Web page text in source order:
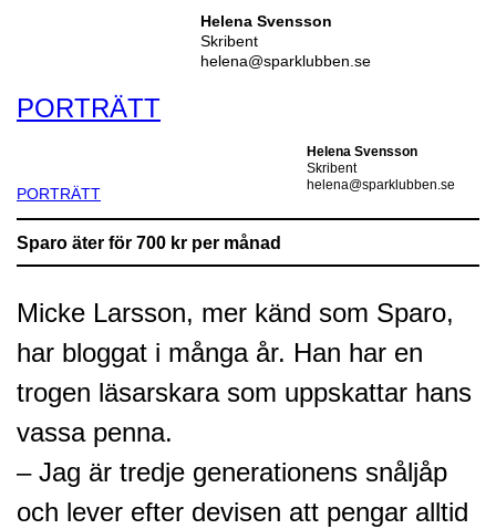
Helena Svensson
Skribent
helena@sparklubben.se
PORTRÄTT
PORTRÄTT
Helena Svensson
Skribent
helena@sparklubben.se
Sparo äter för 700 kr per månad
Micke Larsson, mer känd som Sparo,
har bloggat i många år. Han har en
trogen läsarskara som uppskattar hans
vassa penna.
– Jag är tredje generationens snåljåp
och lever efter devisen att pengar alltid